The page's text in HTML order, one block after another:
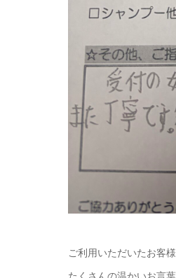
ご利用いただいたお客
たくさんの温かいお言